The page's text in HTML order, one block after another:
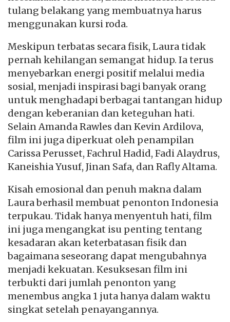
tulang belakang yang membuatnya harus
menggunakan kursi roda.
Meskipun terbatas secara fisik, Laura tidak
pernah kehilangan semangat hidup. Ia terus
menyebarkan energi positif melalui media
sosial, menjadi inspirasi bagi banyak orang
untuk menghadapi berbagai tantangan hidup
dengan keberanian dan keteguhan hati.
Selain Amanda Rawles dan Kevin Ardilova,
film ini juga diperkuat oleh penampilan
Carissa Perusset, Fachrul Hadid, Fadi Alaydrus,
Kaneishia Yusuf, Jinan Safa, dan Rafly Altama.
Kisah emosional dan penuh makna dalam
Laura berhasil membuat penonton Indonesia
terpukau. Tidak hanya menyentuh hati, film
ini juga mengangkat isu penting tentang
kesadaran akan keterbatasan fisik dan
bagaimana seseorang dapat mengubahnya
menjadi kekuatan. Kesuksesan film ini
terbukti dari jumlah penonton yang
menembus angka 1 juta hanya dalam waktu
singkat setelah penayangannya.